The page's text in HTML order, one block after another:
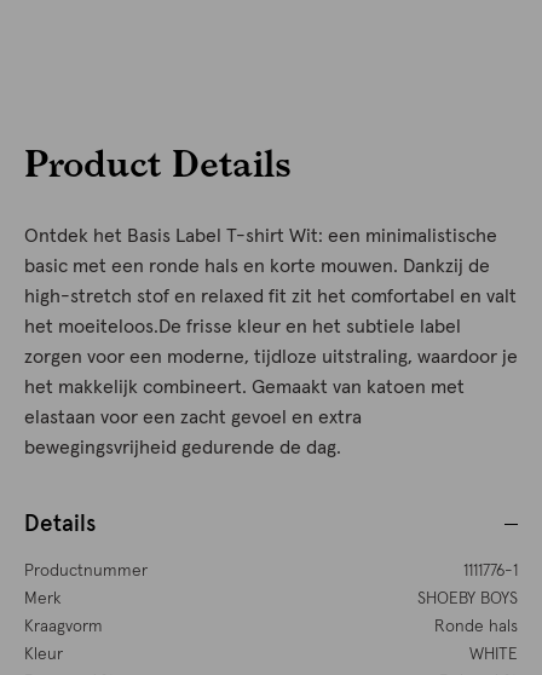
Product Details
Ontdek het Basis Label T-shirt Wit: een minimalistische
basic met een ronde hals en korte mouwen. Dankzij de
high-stretch stof en relaxed fit zit het comfortabel en valt
het moeiteloos.De frisse kleur en het subtiele label
zorgen voor een moderne, tijdloze uitstraling, waardoor je
het makkelijk combineert. Gemaakt van katoen met
elastaan voor een zacht gevoel en extra
bewegingsvrijheid gedurende de dag.
Details
Productnummer
1111776-1
Merk
SHOEBY BOYS
Kraagvorm
Ronde hals
Kleur
WHITE